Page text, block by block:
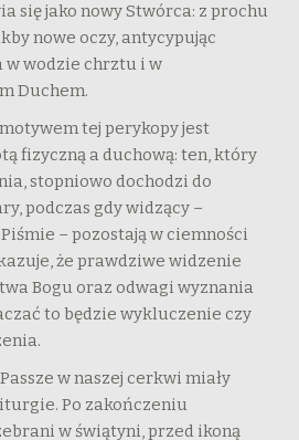
się jako nowy Stwórca: z prochu
nowe oczy, antycypując
w wodzie chrztu i w
Duchem.
tej perykopy jest
fizyczną a duchową: ten, który
stopniowo dochodzi do
podczas gdy widzący –
– pozostają w ciemności
że prawdziwe widzenie
Bogu oraz odwagi wyznania
to będzie wykluczenie czy
w naszej cerkwi miały
Po zakończeniu
w świątyni, przed ikoną